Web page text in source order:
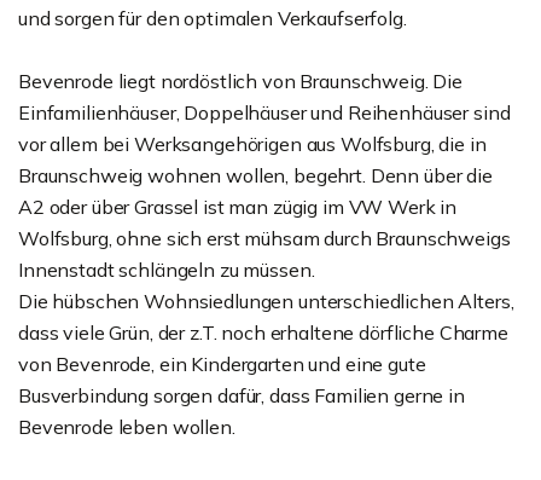
und sorgen für den optimalen Verkaufserfolg.
Bevenrode liegt nordöstlich von Braunschweig. Die
Einfamilienhäuser, Doppelhäuser und Reihenhäuser sind
vor allem bei Werksangehörigen aus Wolfsburg, die in
Braunschweig wohnen wollen, begehrt. Denn über die
A2 oder über Grassel ist man zügig im VW Werk in
Wolfsburg, ohne sich erst mühsam durch Braunschweigs
Innenstadt schlängeln zu müssen.
Die hübschen Wohnsiedlungen unterschiedlichen Alters,
dass viele Grün, der z.T. noch erhaltene dörfliche Charme
von Bevenrode, ein Kindergarten und eine gute
Busverbindung sorgen dafür, dass Familien gerne in
Bevenrode leben wollen.